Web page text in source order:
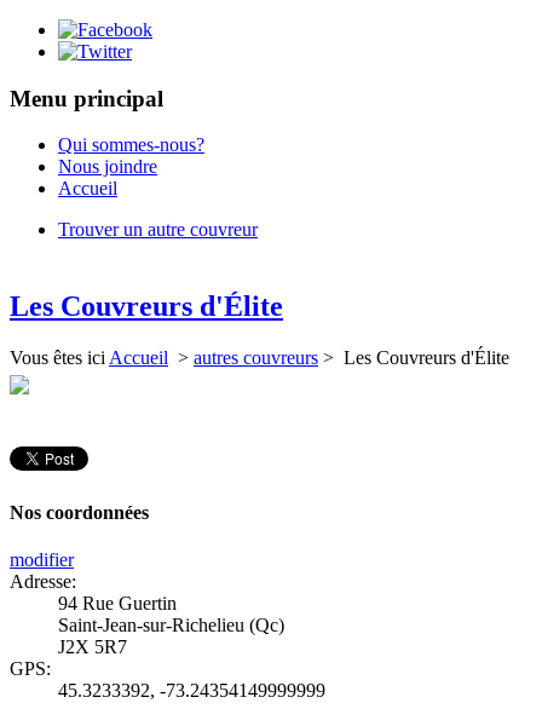
Menu principal
Qui sommes-nous?
Nous joindre
Accueil
Trouver un autre couvreur
Les Couvreurs d'Élite
Vous êtes ici Accueil > autres couvreurs > Les Couvreurs d'Élite
Nos coordonnées
modifier
Adresse:
94 Rue Guertin
Saint-Jean-sur-Richelieu (Qc)
J2X 5R7
GPS:
45.3233392, -73.24354149999999